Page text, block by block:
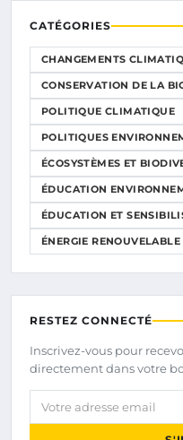
CATÉGORIES
CHANGEMENTS
CONSERVATION DE LA
POLITIQUE CLIMATIQUE
POLITIQUES
ÉCOSYSTÈMES ET
ÉDUCATION
ÉDUCATION ET
ÉNERGIE RENOUVELABLE
RESTEZ CONNECTÉ
Inscrivez-vous pour
directement dans votre
Votre adresse email